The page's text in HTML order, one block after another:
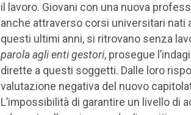
il lavoro. Giovani con una nuova
anche attraverso corsi universitari nati
questi ultimi anni, si ritrovano senza
parola agli enti gestori, prosegue
dirette a questi soggetti. Dalle loro
valutazione negativa del nuovo
L’impossibilità di garantire un livello di